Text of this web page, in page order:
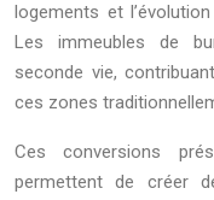
logements et
Les immeubles de
seconde vie,
ces zones
Ces conversions
permettent de créer